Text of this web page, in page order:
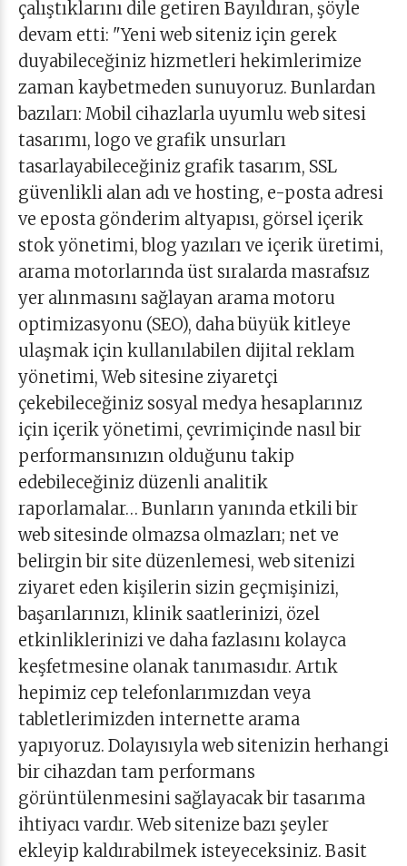
çalıştıklarını dile getiren Bayıldıran, şöyle
devam etti: "Yeni web siteniz için gerek
duyabileceğiniz hizmetleri hekimlerimize
zaman kaybetmeden sunuyoruz. Bunlardan
bazıları: Mobil cihazlarla uyumlu web sitesi
tasarımı, logo ve grafik unsurları
tasarlayabileceğiniz grafik tasarım, SSL
güvenlikli alan adı ve hosting, e-posta adresi
ve eposta gönderim altyapısı, görsel içerik
stok yönetimi, blog yazıları ve içerik üretimi,
arama motorlarında üst sıralarda masrafsız
yer alınmasını sağlayan arama motoru
optimizasyonu (SEO), daha büyük kitleye
ulaşmak için kullanılabilen dijital reklam
yönetimi, Web sitesine ziyaretçi
çekebileceğiniz sosyal medya hesaplarınız
için içerik yönetimi, çevrimiçinde nasıl bir
performansınızın olduğunu takip
edebileceğiniz düzenli analitik
raporlamalar… Bunların yanında etkili bir
web sitesinde olmazsa olmazları; net ve
belirgin bir site düzenlemesi, web sitenizi
ziyaret eden kişilerin sizin geçmişinizi,
başarılarınızı, klinik saatlerinizi, özel
etkinliklerinizi ve daha fazlasını kolayca
keşfetmesine olanak tanımasıdır. Artık
hepimiz cep telefonlarımızdan veya
tabletlerimizden internette arama
yapıyoruz. Dolayısıyla web sitenizin herhangi
bir cihazdan tam performans
görüntülenmesini sağlayacak bir tasarıma
ihtiyacı vardır. Web sitenize bazı şeyler
ekleyip kaldırabilmek isteyeceksiniz. Basit